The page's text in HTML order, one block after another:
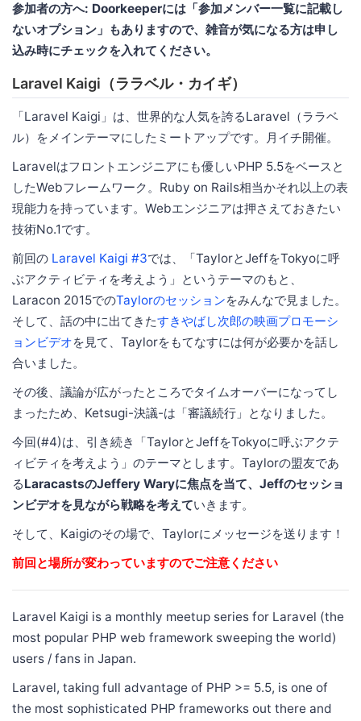
参加者の方へ: Doorkeeperには「参加メンバー一覧に記載し
ないオプション」もありますので、雑音が気になる方は申し
込み時にチェックを入れてください。
Laravel Kaigi（ララベル・カイギ）
「Laravel Kaigi」は、世界的な人気を誇るLaravel（ララベ
ル）をメインテーマにしたミートアップです。月イチ開催。
Laravelはフロントエンジニアにも優しいPHP 5.5をベースと
したWebフレームワーク。Ruby on Rails相当かそれ以上の表
現能力を持っています。Webエンジニアは押さえておきたい
技術No.1です。
前回の Laravel Kaigi #3では、「TaylorとJeffをTokyoに呼
ぶアクティビティを考えよう」というテーマのもと、
Laracon 2015でのTaylorのセッションをみんなで見ました。
そして、話の中に出てきたすきやばし次郎の映画プロモーシ
ョンビデオを見て、Taylorをもてなすには何が必要かを話し
合いました。
その後、議論が広がったところでタイムオーバーになってし
まったため、Ketsugi-決議-は「審議続行」となりました。
今回(#4)は、引き続き「TaylorとJeffをTokyoに呼ぶアクテ
ィビティを考えよう」のテーマとします。Taylorの盟友であ
るLaracastsのJeffery Waryに焦点を当て、Jeffのセッショ
ンビデオを見ながら戦略を考えていきます。
そして、Kaigiのその場で、Taylorにメッセージを送ります！
前回と場所が変わっていますのでご注意ください
Laravel Kaigi is a monthly meetup series for Laravel (the
most popular PHP web framework sweeping the world)
users / fans in Japan.
Laravel, taking full advantage of PHP >= 5.5, is one of
the most sophisticated PHP frameworks out there and